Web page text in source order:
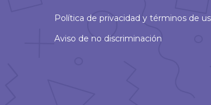
Política de privacidad y términos de
Aviso de no discriminación